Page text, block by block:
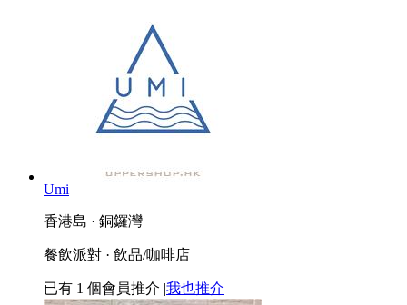
Umi
香港島 · 銅鑼灣
餐飲派對 · 飲品/咖啡店
已有 1 個會員推介 |我也推介